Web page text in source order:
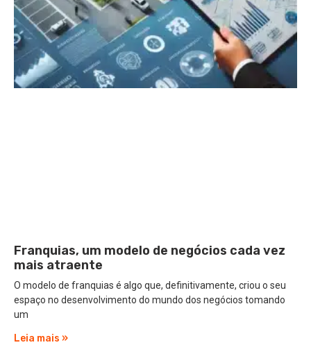
Franquias, um modelo de negócios cada vez
mais atraente
O modelo de franquias é algo que, definitivamente, criou o seu
espaço no desenvolvimento do mundo dos negócios tomando
um
Leia mais »